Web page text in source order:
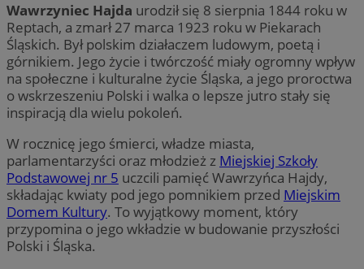
Wawrzyniec Hajda urodził się 8 sierpnia 1844 roku w
Reptach, a zmarł 27 marca 1923 roku w Piekarach
Śląskich. Był polskim działaczem ludowym, poetą i
górnikiem. Jego życie i twórczość miały ogromny wpływ
na społeczne i kulturalne życie Śląska, a jego proroctwa
o wskrzeszeniu Polski i walka o lepsze jutro stały się
inspiracją dla wielu pokoleń.
W rocznicę jego śmierci, władze miasta,
parlamentarzyści oraz młodzież z Miejskiej Szkoły
Podstawowej nr 5 uczcili pamięć Wawrzyńca Hajdy,
składając kwiaty pod jego pomnikiem przed Miejskim
Domem Kultury. To wyjątkowy moment, który
przypomina o jego wkładzie w budowanie przyszłości
Polski i Śląska.